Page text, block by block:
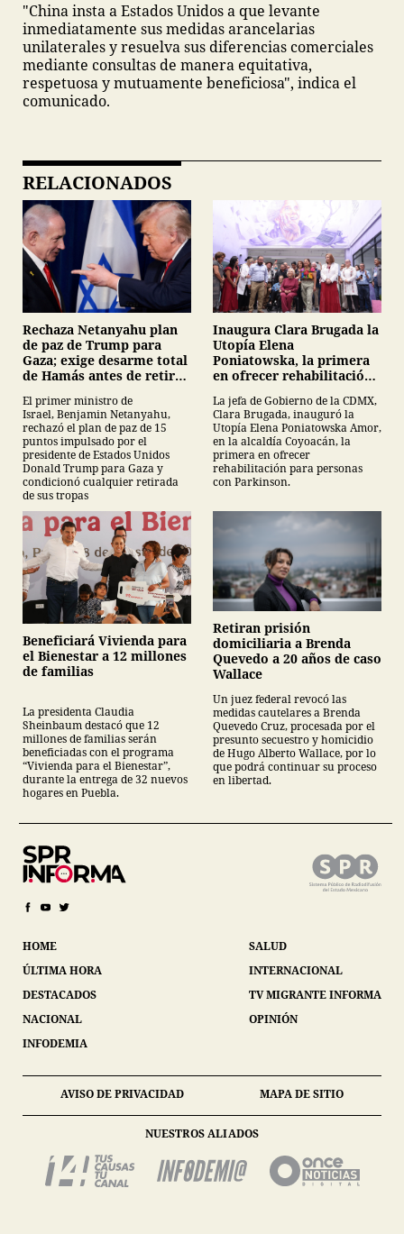
"China insta a Estados Unidos a que levante
inmediatamente sus medidas arancelarias
unilaterales y resuelva sus diferencias comerciales
mediante consultas de manera equitativa,
respetuosa y mutuamente beneficiosa", indica el
comunicado.
RELACIONADOS
Rechaza Netanyahu plan
de paz de Trump para
Gaza; exige desarme total
de Hamás antes de retirar
El primer ministro de
Israel, Benjamin Netanyahu,
rechazó el plan de paz de 15
puntos impulsado por el
presidente de Estados Unidos
Donald Trump para Gaza y
condicionó cualquier retirada
de sus tropas
Inaugura Clara Brugada la
Utopía Elena
Poniatowska, la primera
en ofrecer rehabilitación
Parkinson
La jefa de Gobierno de la CDMX,
Clara Brugada, inauguró la
Utopía Elena Poniatowska Amor,
en la alcaldía Coyoacán, la
primera en ofrecer
rehabilitación para personas
con Parkinson.
Beneficiará Vivienda para
el Bienestar a 12 millones
de familias
La presidenta Claudia
Sheinbaum destacó que 12
millones de familias serán
beneficiadas con el programa
“Vivienda para el Bienestar”,
durante la entrega de 32 nuevos
hogares en Puebla.
Retiran prisión
domiciliaria a Brenda
Quevedo a 20 años de caso
Wallace
Un juez federal revocó las
medidas cautelares a Brenda
Quevedo Cruz, procesada por el
presunto secuestro y homicidio
de Hugo Alberto Wallace, por lo
que podrá continuar su proceso
en libertad.
HOME
ÚLTIMA HORA
DESTACADOS
NACIONAL
INFODEMIA
SALUD
INTERNACIONAL
TV MIGRANTE INFORMA
OPINIÓN
AVISO DE PRIVACIDAD MAPA DE SITIO
NUESTROS ALIADOS